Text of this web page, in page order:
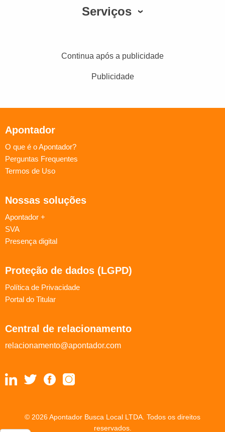
Serviços
Continua após a publicidade
Publicidade
Apontador
O que é o Apontador?
Perguntas Frequentes
Termos de Uso
Nossas soluções
Apontador +
SVA
Presença digital
Proteção de dados (LGPD)
Política de Privacidade
Portal do Titular
Central de relacionamento
relacionamento@apontador.com
© 2026 Apontador Busca Local LTDA. Todos os direitos
reservados.